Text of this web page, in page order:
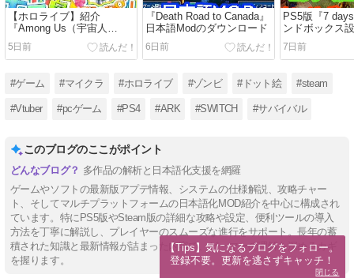
【ホロライブ】紹介
『Among Us（宇宙人
狼）』動画まとめ🌸
5日前
『Death Road to Canada』
日本語Modのダウンロード
6日前
PS5版『7
ンドボックス
対応）
7日前
#ゲーム #マイクラ #ホロライブ #ゾンビ #ドット絵 #steam
#Vtuber #pcゲーム #PS4 #ARK #SWITCH #サバイバル
このブログのここがポイント
多作品の解析と日本語化支援を網羅
ゲームやソフトの最新版アプデ情報、システムの仕様解説、攻略チャー
ト、そしてマルチプラットフォームの日本語化MOD紹介を中心に構成され
ています。特にPS5版やSteam版の詳細な攻略や設定、便利ツールの導入
方法を丁寧に解説し、プレイヤーのスムーズな進行をサポート。長年の蓄
積された知識と最新情報が詰まった内容で、ゲーマーの理解を深めるカギ
を握ります。
【Tips】気になるブログをフォロー。
登録不要。更新を逃さずキャッチ！
閉じる